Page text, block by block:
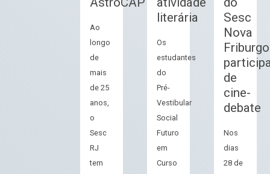
Ao
longo
de
mais
de 25
anos,
o
Sesc
RJ
tem
literária
Os
estudantes
do
Pré-
Vestibular
Social
Futuro
em
Curso
Sesc
Nova
Friburgo
de
cine-
debate
Nos
dias
28 de